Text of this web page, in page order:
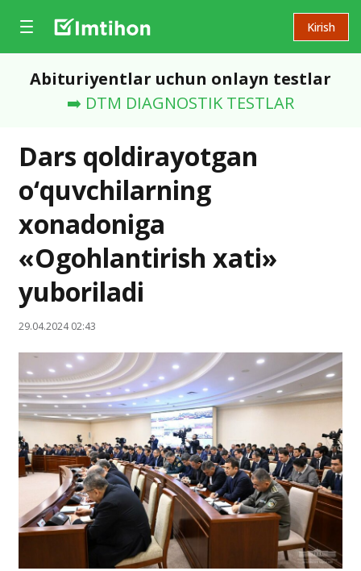
Kirish
Abituriyentlar uchun onlayn testlar
➡️ DTM DIAGNOSTIK TESTLAR
Dars qoldirayotgan
o‘quvchilarning
xonadoniga
«Ogohlantirish xati»
yuboriladi
29.04.2024 02:43